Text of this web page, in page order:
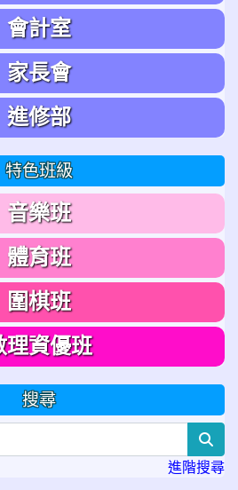
會計室
家長會
進修部
特色班級
音樂班
體育班
圍棋班
理資優班
搜尋
進階搜尋